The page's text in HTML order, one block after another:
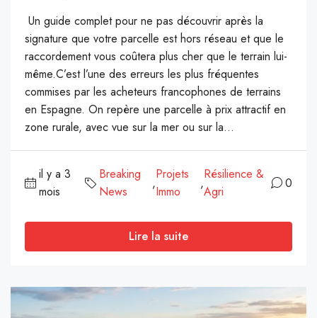
Un guide complet pour ne pas découvrir après la
signature que votre parcelle est hors réseau et que le
raccordement vous coûtera plus cher que le terrain lui-
même.C’est l’une des erreurs les plus fréquentes
commises par les acheteurs francophones de terrains
en Espagne. On repère une parcelle à prix attractif en
zone rurale, avec vue sur la mer ou sur la...
il y a 3
mois
Breaking
News
,
Projets
Immo
,
Résilience &
Agri
0
Lire la suite